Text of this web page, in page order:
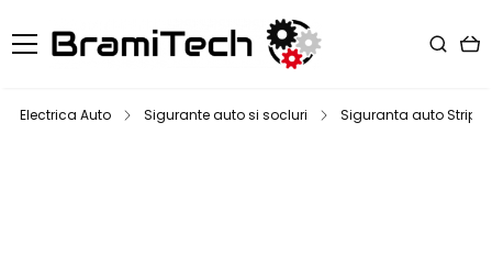
Electrica Auto Sigurante auto si socluri Siguranta auto